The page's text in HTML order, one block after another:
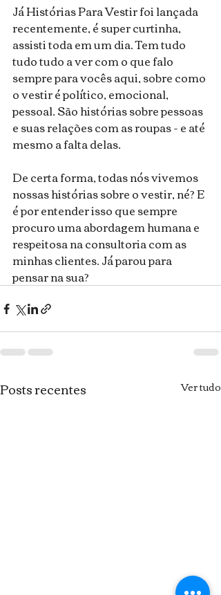
Já Histórias Para Vestir foi lançada
recentemente, é super curtinha,
assisti toda em um dia. Tem tudo
tudo tudo a ver com o que falo
sempre para vocês aqui, sobre como
o vestir é político, emocional,
pessoal. São histórias sobre pessoas
e suas relações com as roupas - e até
mesmo a falta delas.
De certa forma, todas nós vivemos
nossas histórias sobre o vestir, né? E
é por entender isso que sempre
procuro uma abordagem humana e
respeitosa na consultoria com as
minhas clientes. Já parou para
pensar na sua?
Posts recentes Ver tudo